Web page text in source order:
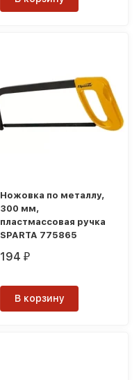
Ножовка по металлу,
300 мм,
пластмассовая ручка
SPARTA 775865
194₽
В корзину